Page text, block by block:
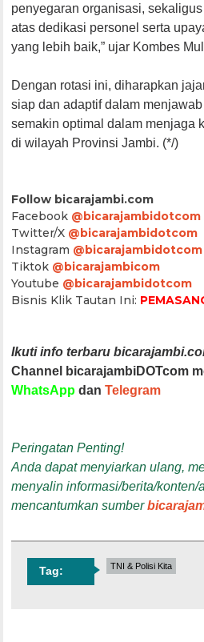
penyegaran organisasi,
atas dedikasi personel serta
yang lebih baik,” ujar Kombes
Dengan rotasi ini, diharapkan
siap dan adaptif dalam
semakin optimal dalam menjaga
di wilayah Provinsi Jambi. (*/)
Follow bicarajambi.com
Facebook @bicarajambidotcom
Twitter/X @bicarajambidotcom
Instagram @bicarajambidotcom
Tiktok @bicarajambicom
Youtube @bicarajambidotcom
Bisnis Klik Tautan Ini:
Ikuti info terbaru
Channel bicarajambiDOTcom
WhatsApp danTelegram
Peringatan Penting!
Anda dapat menyiarkan ulang,
menyalin informasi/berita/konten/
mencantumkan sumber
Tag: TNI & Polisi Kita